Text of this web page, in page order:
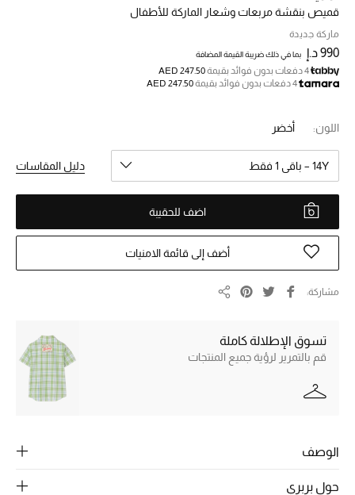
خصم حتى 70%
تسوقوا الآن
ما وصلنا حديثاً
ما وصلنا حديثاً
الموسم الجديد
النساء
الحقائب النسائية
أحذية النسائية
الجمال
المجوهرات
قميص بنقشة مربعات وشعار الماركة للأطفال
ماركة جديدة
990 د.إ بما في ذلك ضريبة القيمة المضافة
4 دفعات بدون فوائد بقيمة
AED 247.50
4 دفعات بدون فوائد بقيمة
AED 247.50
اللون: أخضر
14Y – باقي 1 فقط دليل المقاسات
اضف للحقيبة
أضف إلى قائمة الامنيات
مشاركة
تسوق الإطلالة كاملة
قم بالتمرير لرؤية جميع المنتجات
الوصف
حول بربري